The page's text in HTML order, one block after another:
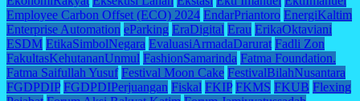
Employee Carbon Offset (ECO) 2024 EndarPriantoro EnergiKaltim
Enterprise Automation eParking EraDigital Erau ErikaOktaviani
ESDM EtikaSimbolNegara EvaluasiArmadaDarurat Fadli Zon
FakultasKehutananUnmul FashionSamarinda Fatma Foundation.
Fatma Saifullah Yusuf Festival Moon Cake FestivalBilahNusantara
FGDPDIP FGDPDIPerjuangan Fiskal FKIP FKMS FKUB Flexing